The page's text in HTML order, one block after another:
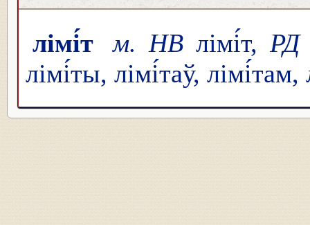
лімі́т м. НВлімі́т, РД
лімі́ты, лімі́таў, лімі́там,